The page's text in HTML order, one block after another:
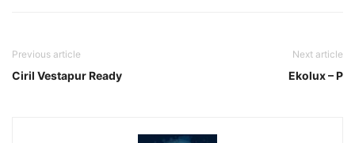
Previous article
Ciril Vestapur Ready
Next article
Ekolux – P